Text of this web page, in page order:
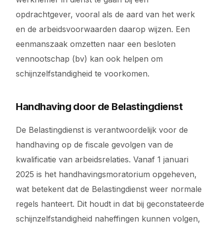
opdrachtgever, vooral als de aard van het werk
en de arbeidsvoorwaarden daarop wijzen. Een
eenmanszaak omzetten naar een besloten
vennootschap (bv) kan ook helpen om
schijnzelfstandigheid te voorkomen.
Handhaving door de Belastingdienst
De Belastingdienst is verantwoordelijk voor de
handhaving op de fiscale gevolgen van de
kwalificatie van arbeidsrelaties. Vanaf 1 januari
2025 is het handhavingsmoratorium opgeheven,
wat betekent dat de Belastingdienst weer normale
regels hanteert. Dit houdt in dat bij geconstateerde
schijnzelfstandigheid naheffingen kunnen volgen,